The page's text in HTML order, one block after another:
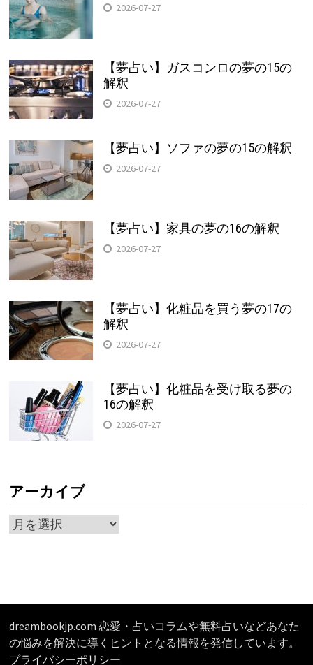
2026-07-27
【夢占い】ガスコンロの夢の15の
解釈
2026-07-27
【夢占い】ソファの夢の15の解釈
2026-07-27
【夢占い】家具の夢の16の解釈
2026-07-27
【夢占い】化粧品を買う夢の17の
解釈
2026-07-27
【夢占い】化粧品を受け取る夢の
16の解釈
2026-07-27
アーカイブ
ア
dreambookjp.com 恋愛・占いコラムや無料占いなどあなた
の悩みを解決に導くヒントとなる情報を発信しています。
プライバシーポリシー